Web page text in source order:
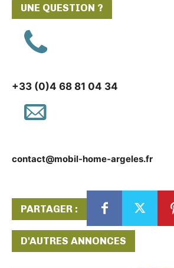
UNE QUESTION ?
+33 (0)4 68 81 04 34
contact@mobil-home-argeles.fr
PARTAGER :
D'AUTRES ANNONCES